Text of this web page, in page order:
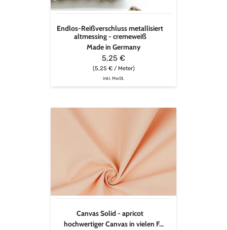
Endlos-Reißverschluss metallisiert
altmessing - cremeweiß
Made in Germany
5,25 €
(5,25 € / Meter)
inkl. MwSt.
Canvas
Canvas Solid - apricot
hochwertiger Canvas in vielen F...